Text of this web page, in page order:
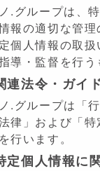
.グループは、
報の適切な管理
個人情報の取
導・監督を行う
連法令・ガイ
.グループは「
律」および「
行います。
定個人情報に